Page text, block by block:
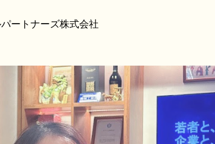
ートナーズ株式会社